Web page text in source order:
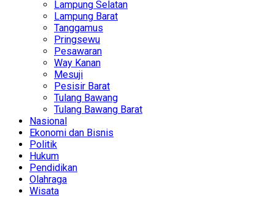
Lampung Selatan
Lampung Barat
Tanggamus
Pringsewu
Pesawaran
Way Kanan
Mesuji
Pesisir Barat
Tulang Bawang
Tulang Bawang Barat
Nasional
Ekonomi dan Bisnis
Politik
Hukum
Pendidikan
Olahraga
Wisata